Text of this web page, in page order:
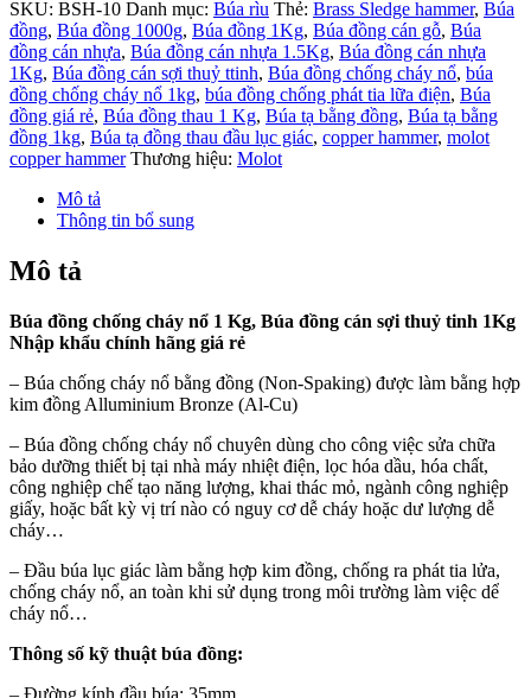
SKU: BSH-10 Danh mục: Búa rìu Thẻ: Brass Sledge hammer, Búa
đồng, Búa đồng 1000g, Búa đồng 1Kg, Búa đồng cán gỗ, Búa
đồng cán nhựa, Búa đồng cán nhựa 1.5Kg, Búa đồng cán nhựa
1Kg, Búa đồng cán sợi thuỷ ttinh, Búa đồng chống cháy nổ, búa
đồng chống cháy nổ 1kg, búa đồng chống phát tia lữa điện, Búa
đồng giá rẻ, Búa đồng thau 1 Kg, Búa tạ bằng đồng, Búa tạ bằng
đồng 1kg, Búa tạ đồng thau đầu lục giác, copper hammer, molot
copper hammer Thương hiệu: Molot
Mô tả
Thông tin bổ sung
Mô tả
Búa đồng chống cháy nổ 1 Kg, Búa đồng cán sợi thuỷ tinh 1Kg
Nhập khẩu chính hãng giá rẻ
– Búa chống cháy nổ bằng đồng (Non-Spaking) được làm bằng hợp
kim đồng Alluminium Bronze (Al-Cu)
– Búa đồng chống cháy nổ chuyên dùng cho công việc sửa chữa
bảo dưỡng thiết bị tại nhà máy nhiệt điện, lọc hóa dầu, hóa chất,
công nghiệp chế tạo năng lượng, khai thác mỏ, ngành công nghiệp
giấy, hoặc bất kỳ vị trí nào có nguy cơ dễ cháy hoặc dư lượng dễ
cháy…
– Đầu búa lục giác làm bằng hợp kim đồng, chống ra phát tia lửa,
chống cháy nổ, an toàn khi sử dụng trong môi trường làm việc dể
cháy nổ…
Thông số kỹ thuật búa đồng:
– Đường kính đầu búa: 35mm